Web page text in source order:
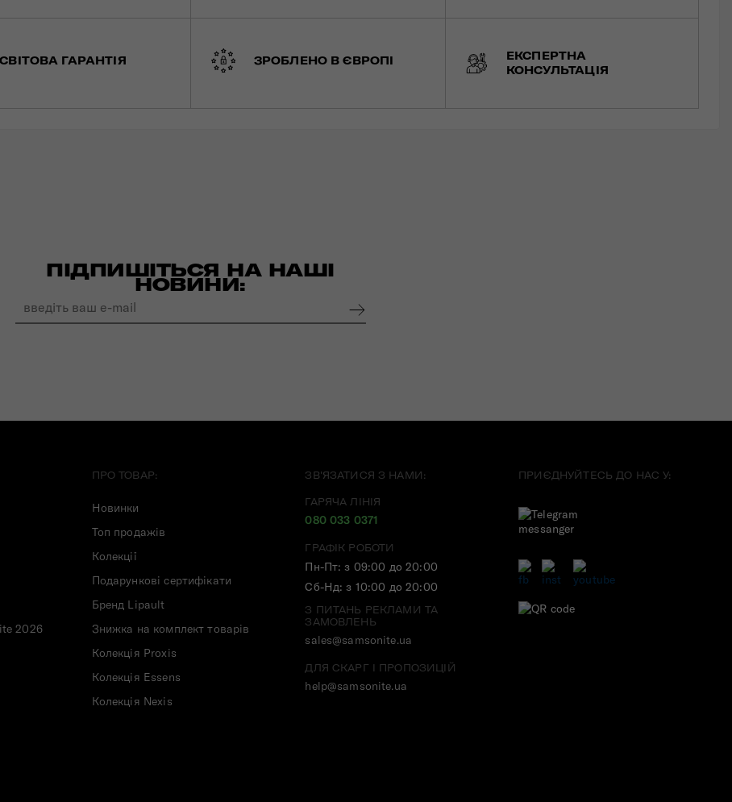
СВІТОВА ГАРАНТІЯ ЗРОБЛЕНО В ЄВРОПІ
ЕКСПЕРТНА
КОНСУЛЬТАЦІЯ
ПІДПИШІТЬСЯ НА НАШІ
НОВИНИ:
2026
ПРО ТОВАР:
Новинки
Топ продажів
Колекції
Подарункові сертифікати
Бренд Lipault
Знижка на комплект товарів
Колекція Proxis
Колекція Essens
Колекція Nexis
ЗВ'ЯЗАТИСЯ З НАМИ:
ГАРЯЧА ЛІНІЯ
080 033 0371
ГРАФІК РОБОТИ
Пн-Пт: з 09:00 до 20:00
Сб-Нд: з 10:00 до 20:00
З ПИТАНЬ РЕКЛАМИ ТА
ЗАМОВЛЕНЬ
sales@samsonite.ua
ДЛЯ СКАРГ І ПРОПОЗИЦІЙ
help@samsonite.ua
ПРИЄДНУЙТЕСЬ ДО НАС У: